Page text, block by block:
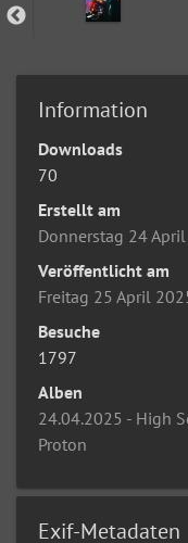
Information
Downloads
70
Erstellt am
Donnerstag 24
Veröffentlicht am
Freitag 25 April
Besuche
1797
Alben
24.04.2025 - High
Proton
Exif-Metadaten